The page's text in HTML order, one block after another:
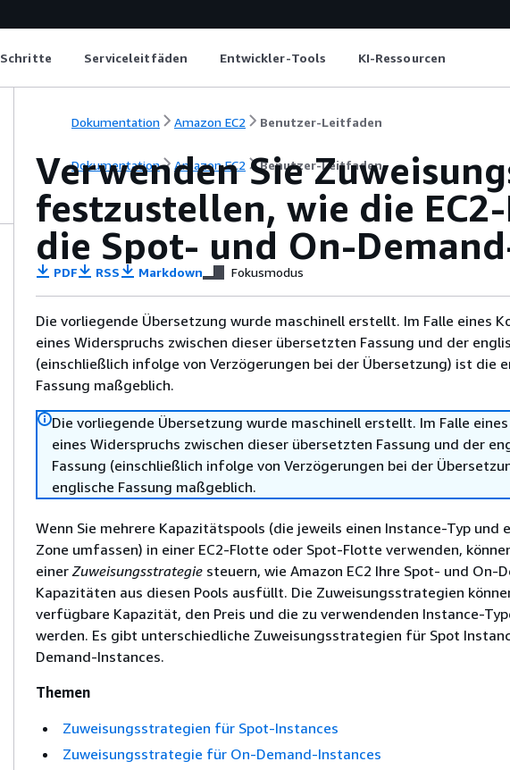
Serviceleitfäden Entwickler-Tools KI-Ressourcen
Dokumentation Amazon EC2 Benutzer-Leitfaden
Dokumentation Amazon EC2 Benutzer-Leitfaden
Verwenden Sie
festzustellen, wie die
die Spot- und On-
PDF RSS Markdown Fokusmodus
Die vorliegende Übersetzung wurde maschinell erstellt. Im Falle eines
eines Widerspruchs zwischen dieser übersetzten Fassung und der
(einschließlich infolge von Verzögerungen bei der Übersetzung) ist die
Fassung maßgeblich.
Die vorliegende Übersetzung wurde maschinell erstellt. Im Falle
eines Widerspruchs zwischen dieser übersetzten Fassung und der
Fassung (einschließlich infolge von Verzögerungen bei der
englische Fassung maßgeblich.
Wenn Sie mehrere Kapazitätspools (die jeweils einen Instance-Typ und
Zone umfassen) in einer EC2-Flotte oder Spot-Flotte verwenden,
einerZuweisungsstrategie steuern, wie Amazon EC2 Ihre Spot- und On-
Kapazitäten aus diesen Pools ausfüllt. Die Zuweisungsstrategien
verfügbare Kapazität, den Preis und die zu verwendenden Instance-
werden. Es gibt unterschiedliche Zuweisungsstrategien für Spot
Demand-Instances.
Themen
Zuweisungsstrategien für Spot-Instances
Zuweisungsstrategie für On-Demand-Instances